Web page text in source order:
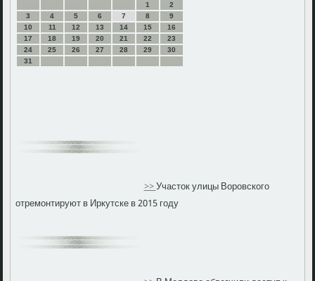
1
2
3
4 5 6 7 8
9
10
11 12 13 14 15
16
17
18 19 20 21 22
23
24
25 26 27 28 29
30
31
>>Участок улицы Воровского
отремонтируют в Иркутске в 2015 году